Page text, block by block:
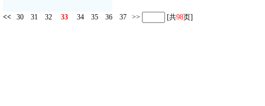
<< 30 31 32 33 34 35 36 37 >> [共98页]